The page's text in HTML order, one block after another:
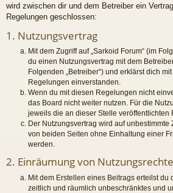
wird zwischen dir und dem Betreiber ein
Regelungen geschlossen:
1. Nutzungsvertrag
Mit dem Zugriff auf „Sarkoid Forum“ (im
du einen Nutzungsvertrag mit dem
Folgenden „Betreiber“) und erklärst dich
Regelungen einverstanden.
Wenn du mit diesen Regelungen nicht
das Board nicht weiter nutzen. Für die
jeweils die an dieser Stelle veröffentlichten
Der Nutzungsvertrag wird auf unbestimmte
von beiden Seiten ohne Einhaltung einer
werden.
2. Einräumung von
Mit dem Erstellen eines Beitrags erteilst du
zeitlich und räumlich unbeschränktes und